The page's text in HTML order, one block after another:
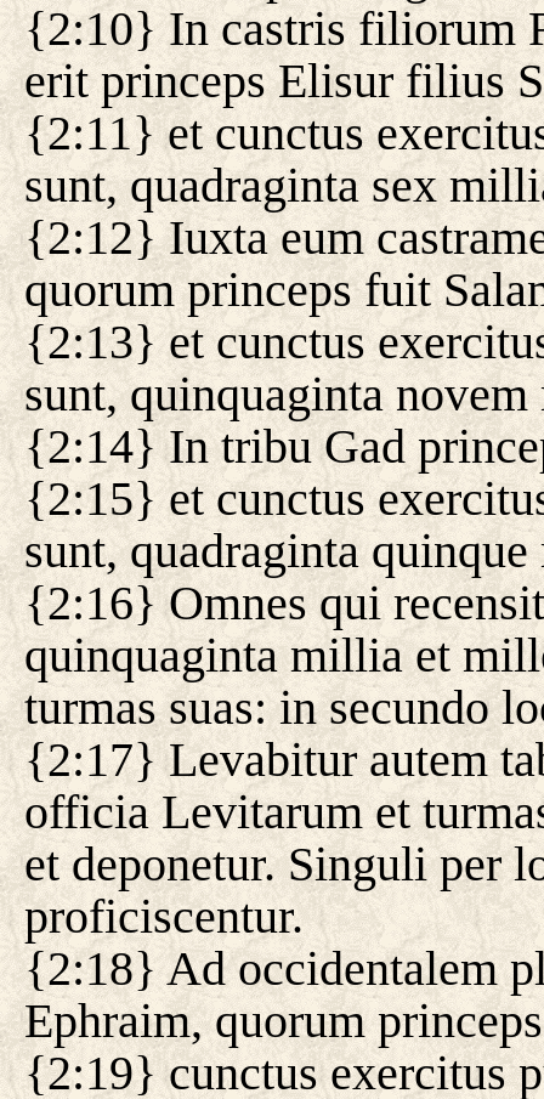
{2:10} In castris filiorum
erit princeps Elisur filius
{2:11} et cunctus
sunt, quadraginta sex
{2:12} Iuxta eum
quorum princeps fuit
{2:13} et cunctus
sunt, quinquaginta
{2:14} In tribu Gad
{2:15} et cunctus
sunt, quadraginta
{2:16} Omnes qui
quinquaginta millia et
turmas suas: in secundo
{2:17} Levabitur autem
officia Levitarum et
et deponetur. Singuli per
proficiscentur.
{2:18} Ad occidentalem
Ephraim, quorum
{2:19} cunctus exercitus